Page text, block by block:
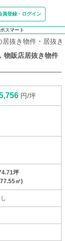
員登録・ログイン
スマート
居抜き物件・居抜
物販店居抜き物件
円/坪
坪
㎡)